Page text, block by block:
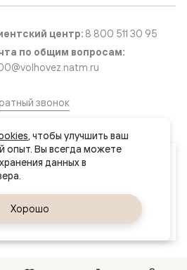
Ваш город
Султан (Астана)
центр: 8 800 511 30 95
по общим вопросам:
звонок
офертой
с агентством
Супрематика
, чтобы улучшить ваш
опыт. Вы всегда можете
данных в
Хорошо